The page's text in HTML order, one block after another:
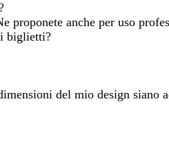
anche per uso
biglietti?
del mio design siano